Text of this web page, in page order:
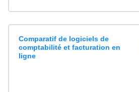
Comparatif de logiciels de
comptabilité et facturation en
ligne